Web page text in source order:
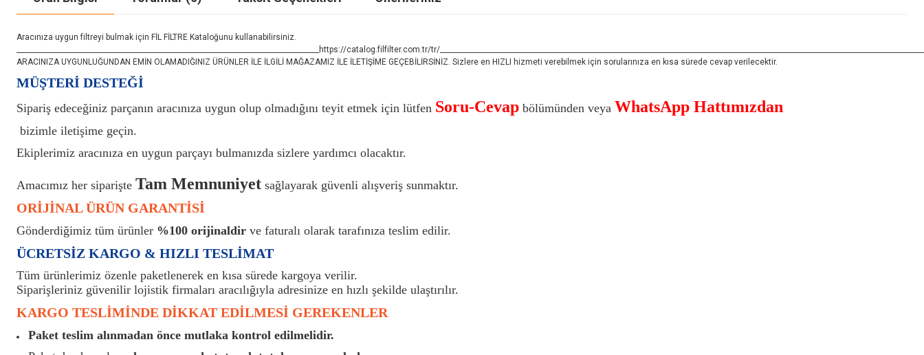
Aracınıza uygun filtreyi bulmak için FİL FİLTRE Kataloğunu kullanabilirsiniz.
________________________________________________________________________________________https://catalog.filfilter.com.tr/tr/
ARACINIZA UYGUNLUĞUNDAN EMİN OLAMADIĞINIZ ÜRÜNLER İLE İLGİLİ MAĞAZAMIZ İLE İLETİŞİME GEÇEBİLİRSİNİZ. Sizlere en HIZLI hizmeti verebilmek için sorularınıza en kısa sürede cevap verilecektir.
MÜŞTERİ DESTEĞİ
Sipariş edeceğiniz parçanın aracınıza uygun olup olmadığını teyit etmek için lütfen Soru-Cevap bölümünden veya WhatsApp Hattımızdan
bizimle iletişime geçin.
Ekiplerimiz aracınıza en uygun parçayı bulmanızda sizlere yardımcı olacaktır.
Amacımız her siparişte Tam Memnuniyet sağlayarak güvenli alışveriş sunmaktır.
ORİJİNAL ÜRÜN GARANTİSİ
Gönderdiğimiz tüm ürünler %100 orijinaldir ve faturalı olarak tarafınıza teslim edilir.
ÜCRETSİZ KARGO & HIZLI TESLİMAT
Tüm ürünlerimiz özenle paketlenerek en kısa sürede kargoya verilir.
Siparişleriniz güvenilir lojistik firmaları aracılığıyla adresinize en hızlı şekilde ulaştırılır.
KARGO TESLİMİNDE DİKKAT EDİLMESİ GEREKENLER
Paket teslim alınmadan önce mutlaka kontrol edilmelidir.